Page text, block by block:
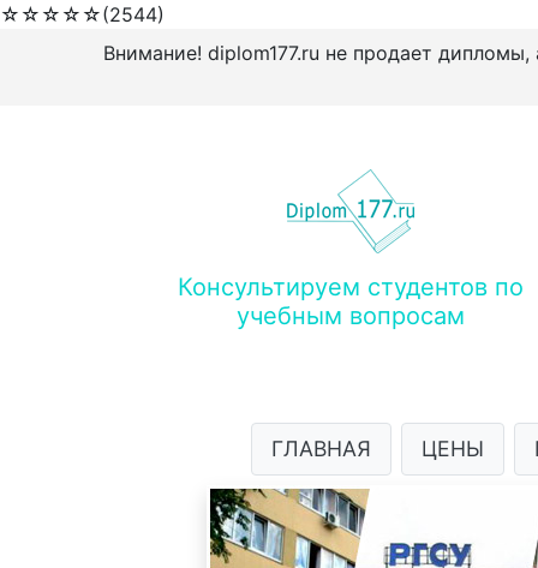
☆ ☆ ☆ ☆ ☆(2544)
Внимание! diplom177.ru не продает
Консультируем студентов по
учебным вопросам
ГЛАВНАЯ ЦЕНЫ